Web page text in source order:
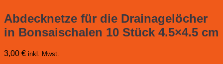
Abdecknetze für die Drainagelöcher
in Bonsaischalen 10 Stück 4.5×4.5 cm
3,00 € inkl. Mwst.